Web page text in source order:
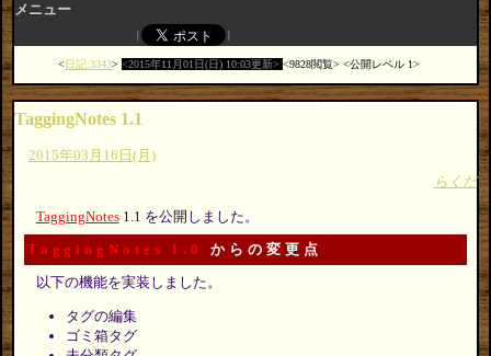
メニュー
日記:3343 2015年11月01日(日) 10:03更新 9828閲覧 公開レベル 1
TaggingNotes 1.1
2015年03月16日(月)
らくだ
TaggingNotes1.1 を公開しました。
TaggingNotes 1.0 からの変更点
以下の機能を実装しました。
タグの編集
ゴミ箱タグ